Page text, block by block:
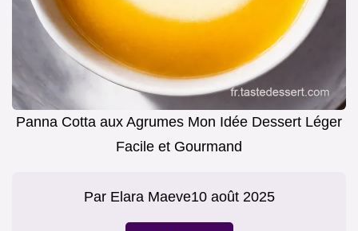
Panna Cotta aux Agrumes Mon Idée Dessert Léger
Facile et Gourmand
Par Elara Maeve10 août 2025